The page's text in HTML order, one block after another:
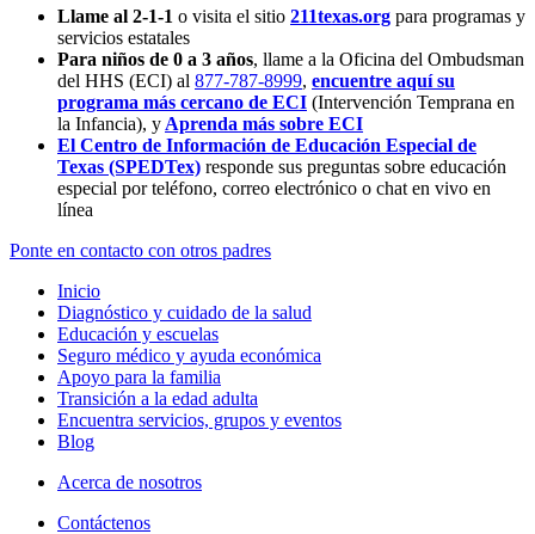
Llame al 2-1-1 o visita el sitio 211texas.org para programas y
servicios estatales
Para niños de 0 a 3 años, llame a la Oficina del Ombudsman
del HHS (ECI) al 877-787-8999, encuentre aquí su
programa más cercano de ECI (Intervención Temprana en
la Infancia), y Aprenda más sobre ECI
El Centro de Información de Educación Especial de
Texas (SPEDTex) responde sus preguntas sobre educación
especial por teléfono, correo electrónico o chat en vivo en
línea
Ponte en contacto con otros padres
Inicio
Diagnóstico y cuidado de la salud
Educación y escuelas
Seguro médico y ayuda económica
Apoyo para la familia
Transición a la edad adulta
Encuentra servicios, grupos y eventos
Blog
Acerca de nosotros
Contáctenos